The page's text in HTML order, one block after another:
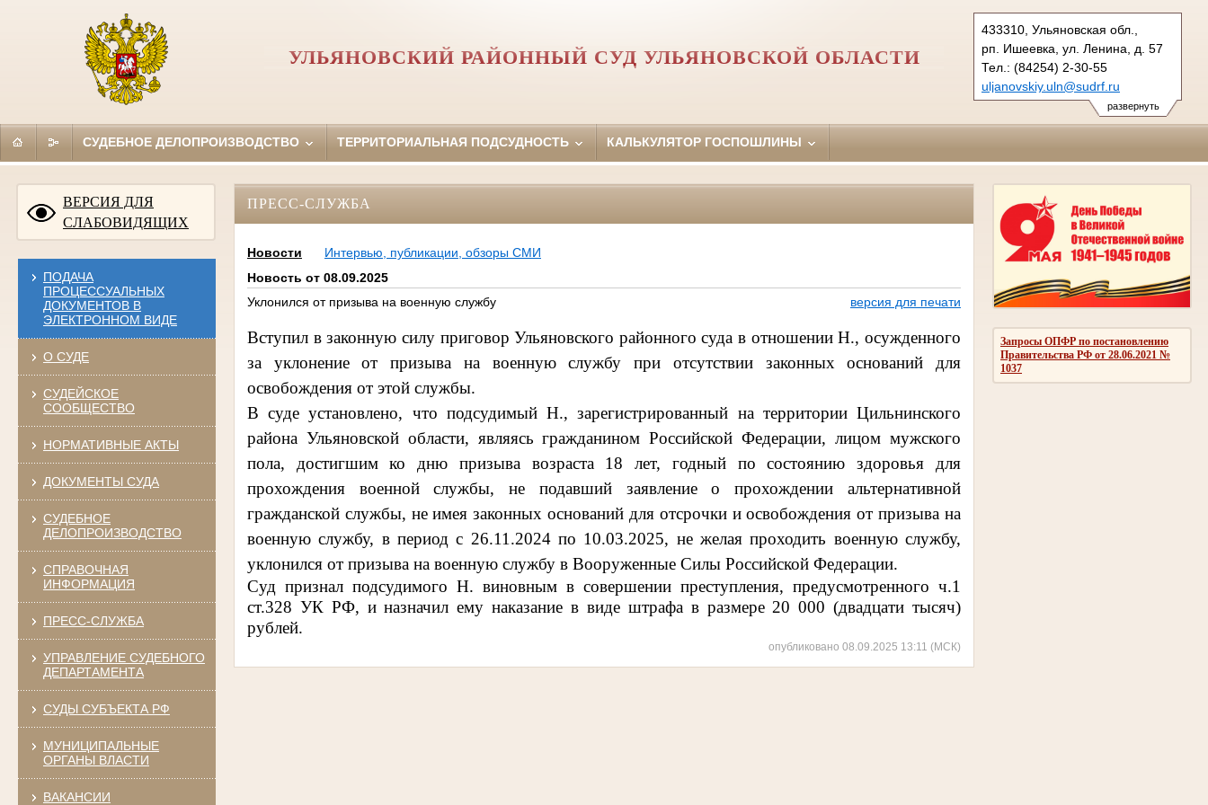
развернуть
433310, Ульяновская обл.,
рп. Ишеевка, ул. Ленина, д. 57
Тел.: (84254) 2-30-55
uljanovskiy.uln@sudrf.ru
УЛЬЯНОВСКИЙ РАЙОННЫЙ СУД УЛЬЯНОВСКОЙ ОБЛАСТИ
СУДЕБНОЕ ДЕЛОПРОИЗВОДСТВО ТЕРРИТОРИАЛЬНАЯ ПОДСУДНОСТЬ КАЛЬКУЛЯТОР ГОСПОШЛИНЫ
ВЕРСИЯ ДЛЯ
СЛАБОВИДЯЩИХ
ПОДАЧА
ПРОЦЕССУАЛЬНЫХ
ДОКУМЕНТОВ В
ЭЛЕКТРОННОМ ВИДЕ
О СУДЕ
СУДЕЙСКОЕ
СООБЩЕСТВО
НОРМАТИВНЫЕ АКТЫ
ДОКУМЕНТЫ СУДА
СУДЕБНОЕ
ДЕЛОПРОИЗВОДСТВО
СПРАВОЧНАЯ
ИНФОРМАЦИЯ
ПРЕСС-СЛУЖБА
УПРАВЛЕНИЕ СУДЕБНОГО
ДЕПАРТАМЕНТА
СУДЫ СУБЪЕКТА РФ
МУНИЦИПАЛЬНЫЕ
ОРГАНЫ ВЛАСТИ
ВАКАНСИИ
Запросы ОПФР по постановлению
Правительства РФ от 28.06.2021 №
1037
ПРЕСС-СЛУЖБА
Новости
Интервью, публикации, обзоры СМИ
Новость от 08.09.2025
Уклонился от призыва на военную службу
версия для печати
Вступил в законную силу приговор Ульяновского районного суда в отношенииН., осужденного
за уклонение от призыва на военную службу при отсутствии законных оснований для
освобождения от этой службы.
В суде установлено, что подсудимыйН., зарегистрированный на территории Цильнинского
района Ульяновской области, являясь гражданином Российской Федерации, лицом мужского
пола, достигшим ко дню призыва возраста 18 лет, годный по состоянию здоровья для
прохождения военной службы, не подавший заявление о прохождении альтернативной
гражданской службы, не имея законных оснований для отсрочки и освобождения от призыва на
военную службу, в период с 26.11.2024 по 10.03.2025, не желая проходить военную службу,
уклонился от призыва на военную службу в Вооруженные Силы Российской Федерации.
Суд признал подсудимого Н. виновным в совершении преступления, предусмотренного ч.1
ст.328 УК РФ, иназначил ему наказание в виде штрафа в размере 20 000 (двадцати тысяч)
рублей.
опубликовано 08.09.2025 13:11 (МСК)